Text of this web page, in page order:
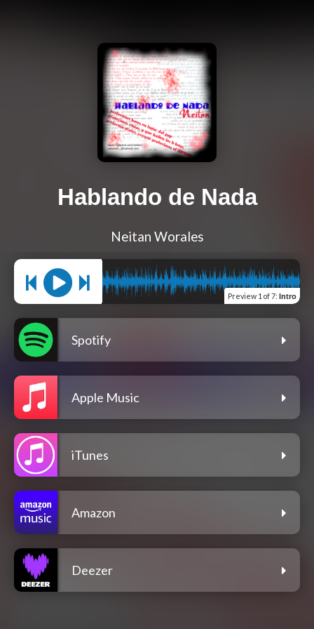
Hablando de Nada
Neitan Worales
Preview 1 of 7: Intro
Spotify
Apple Music
iTunes
Amazon
Deezer